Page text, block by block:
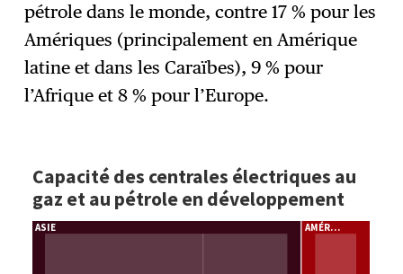
pétrole dans le monde, contre 17 % pour les
Amériques (principalement en Amérique
latine et dans les Caraïbes), 9 % pour
l’Afrique et 8 % pour l’Europe.